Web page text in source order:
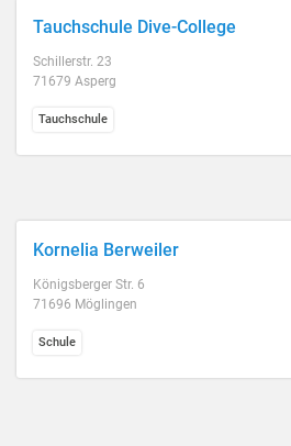
Tauchschule Dive-College
Schillerstr. 23
71679 Asperg
Tauchschule
Kornelia Berweiler
Königsberger Str. 6
71696 Möglingen
Schule